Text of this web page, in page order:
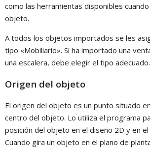
como las herramientas disponibles
objeto.
A todos los objetos importados se les
tipo «Mobiliario». Si ha importado una
una escalera, debe elegir el tipo adecuado.
Origen del objeto
El origen del objeto es un punto situado
centro del objeto. Lo utiliza el programa
posición del objeto en el diseño 2D y en el
Cuando gira un objeto en el plano de